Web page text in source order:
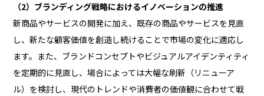
（2）ブランディング戦略におけるイノベーションの推進
新商品やサービスの開発に加え、既存の商品やサービスを見直
し、新たな顧客価値を創造し続けることで市場の変化に適応し
ます。また、ブランドコンセプトやビジュアルアイデンティティ
を定期的に見直し、場合によっては大幅な刷新（リニューア
ル）を検討し、現代のトレンドや消費者の価値観に合わせて戦